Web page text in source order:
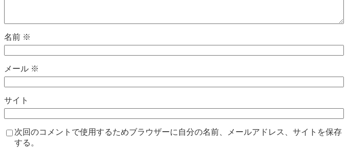
名前 ※
メール ※
サイト
次回のコメントで使用するためブラウザーに自分の名前、メールアドレス、サイトを保存
する。